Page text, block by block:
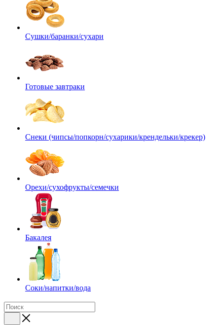
Сушки/баранки/сухари
Готовые завтраки
Снеки (чипсы/попкорн/сухарики/крендельки/крекер)
Орехи/сухофрукты/семечки
Бакалея
Соки/напитки/вода